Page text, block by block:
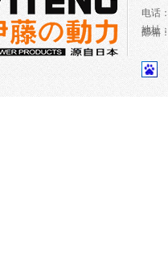
电话
邮箱
地址